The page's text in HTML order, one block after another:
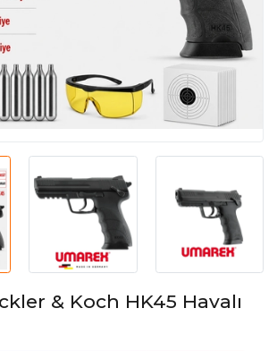
& Koch HK45 Havalı